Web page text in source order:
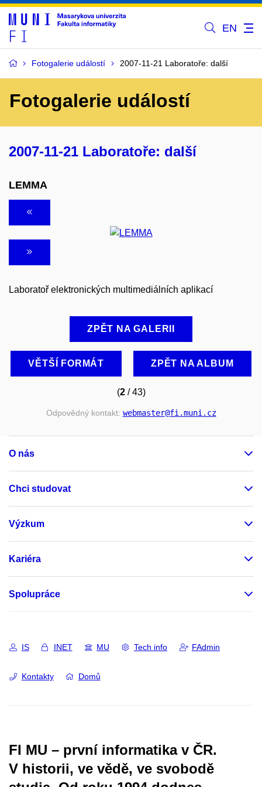
EN
Fotogalerie událostí 2007-11-21 Laboratoře: další
Fotogalerie událostí
2007-11-21 Laboratoře: další
LEMMA
Laboratoř elektronických multimediálních aplikací
ZPĚT NA GALERII
VĚTŠÍ FORMÁT ZPĚT NA ALBUM
(2/ 43)
Odpovědný kontakt: webmaster@fi .muni .cz
O nás
Chci studovat
Výzkum
Kariéra
Spolupráce
IS INET MU Tech info FAdmin
Kontakty Domů
FI MU – první informatika v ČR.
V historii, ve vědě, ve svobodě